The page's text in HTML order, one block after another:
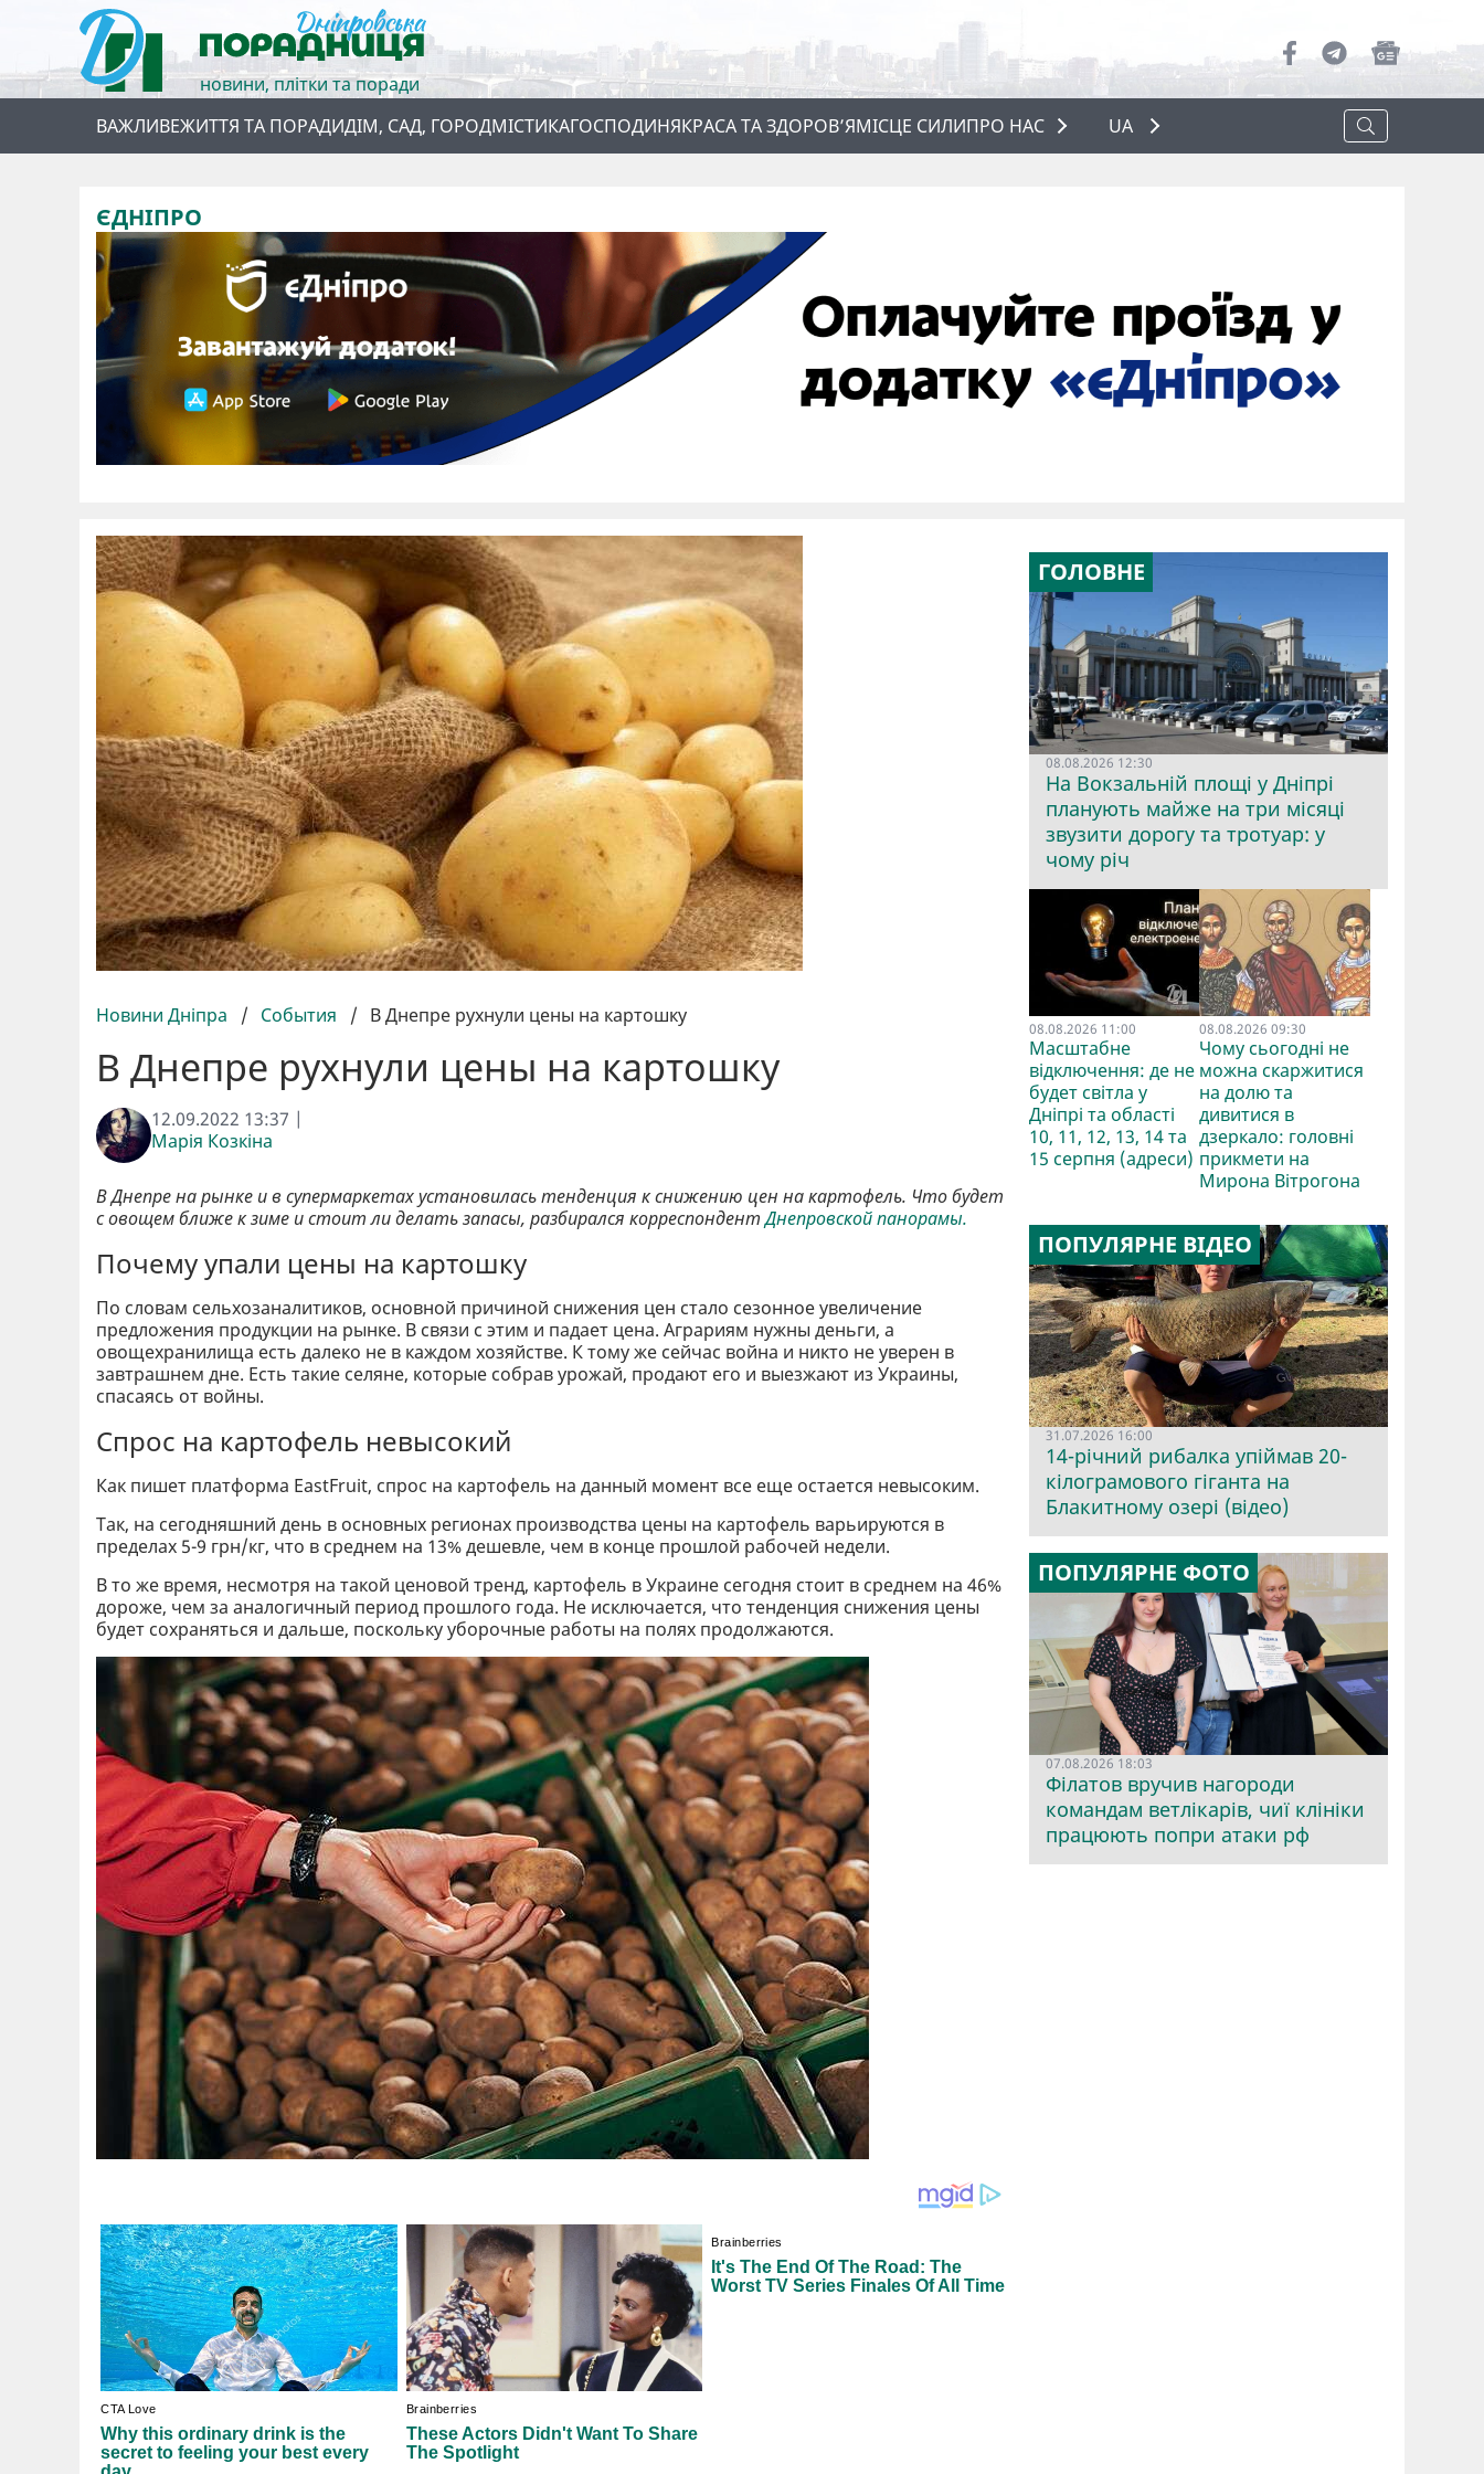
новини, плітки та поради
ВАЖЛИВЕЖИТТЯ ТА ПОРАДИДІМ, САД, ГОРОДМІСТИКАГОСПОДИНЯКРАСА ТА ЗДОРОВ’ЯМІСЦЕ СИЛИПРО НАС
ПРО НАС
UA
ЄДНІПРО
Новини Дніпра / События / В Днепре рухнули цены на картошку
В Днепре рухнули цены на картошку
12.09.2022 13:37 |
Марія Козкіна
В Днепре на рынке и в супермаркетах установилась тенденция к снижению цен на картофель. Что будет
с овощем ближе к зиме и стоит ли делать запасы, разбирался корреспондентДнепровской панорамы.
Почему упали цены на картошку
По словам сельхозаналитиков, основной причиной снижения цен стало сезонное увеличение
предложения продукции на рынке. В связи с этим и падает цена. Аграриям нужны деньги, а
овощехранилища есть далеко не в каждом хозяйстве. К тому же сейчас война и никто не уверен в
завтрашнем дне. Есть такие селяне, которые собрав урожай, продают его и выезжают из Украины,
спасаясь от войны.
Спрос на картофель невысокий
Как пишет платформа EastFruit, спрос на картофель на данный момент все еще остается невысоким.
Так, на сегодняшний день в основных регионах производства цены на картофель варьируются в
пределах 5-9 грн/кг, что в среднем на 13% дешевле, чем в конце прошлой рабочей недели.
В то же время, несмотря на такой ценовой тренд, картофель в Украине сегодня стоит в среднем на 46%
дороже, чем за аналогичный период прошлого года. Не исключается, что тенденция снижения цены
будет сохраняться и дальше, поскольку уборочные работы на полях продолжаются.
ГОЛОВНЕ
08.08.2026 12:30
На Вокзальній площі у Дніпрі
планують майже на три місяці
звузити дорогу та тротуар: у
чому річ
08.08.2026 11:00
Масштабне
відключення: де не
будет світла у
Дніпрі та області
10, 11, 12, 13, 14 та
15 серпня (адреси)
08.08.2026 09:30
Чому сьогодні не
можна скаржитися
на долю та
дивитися в
дзеркало: головні
прикмети на
Мирона Вітрогона
ПОПУЛЯРНЕ ВІДЕО
31.07.2026 16:00
14-річний рибалка упіймав 20-
кілограмового гіганта на
Блакитному озері (відео)
ПОПУЛЯРНЕ ФОТО
07.08.2026 18:03
Філатов вручив нагороди
командам ветлікарів, чиї клініки
працюють попри атаки рф